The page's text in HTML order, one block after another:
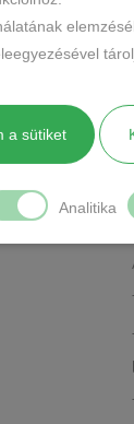
a sütiket
Analitika